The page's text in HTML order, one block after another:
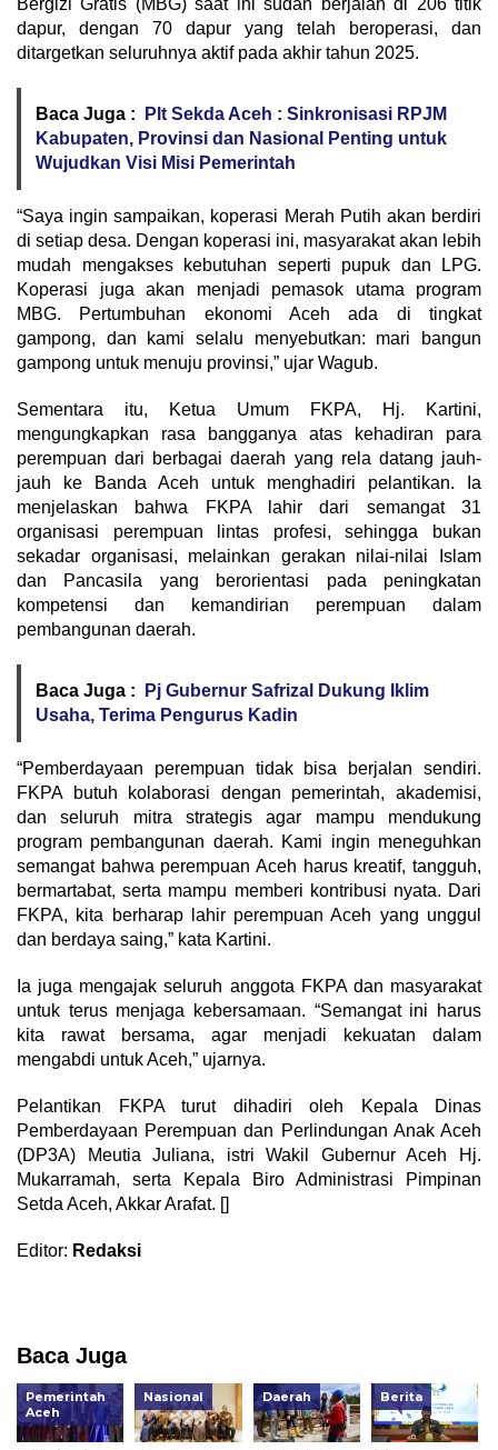
Bergizi Gratis (MBG) saat ini sudah berjalan di 206 titik
dapur, dengan 70 dapur yang telah beroperasi, dan
ditargetkan seluruhnya aktif pada akhir tahun 2025.
Baca Juga :
Plt Sekda Aceh : Sinkronisasi RPJM
Kabupaten, Provinsi dan Nasional Penting untuk
Wujudkan Visi Misi Pemerintah
“Saya ingin sampaikan, koperasi Merah Putih akan berdiri
di setiap desa. Dengan koperasi ini, masyarakat akan lebih
mudah mengakses kebutuhan seperti pupuk dan LPG.
Koperasi juga akan menjadi pemasok utama program
MBG. Pertumbuhan ekonomi Aceh ada di tingkat
gampong, dan kami selalu menyebutkan: mari bangun
gampong untuk menuju provinsi,” ujar Wagub.
Sementara itu, Ketua Umum FKPA, Hj. Kartini,
mengungkapkan rasa bangganya atas kehadiran para
perempuan dari berbagai daerah yang rela datang jauh-
jauh ke Banda Aceh untuk menghadiri pelantikan. Ia
menjelaskan bahwa FKPA lahir dari semangat 31
organisasi perempuan lintas profesi, sehingga bukan
sekadar organisasi, melainkan gerakan nilai-nilai Islam
dan Pancasila yang berorientasi pada peningkatan
kompetensi dan kemandirian perempuan dalam
pembangunan daerah.
Baca Juga :
Pj Gubernur Safrizal Dukung Iklim
Usaha, Terima Pengurus Kadin
“Pemberdayaan perempuan tidak bisa berjalan sendiri.
FKPA butuh kolaborasi dengan pemerintah, akademisi,
dan seluruh mitra strategis agar mampu mendukung
program pembangunan daerah. Kami ingin meneguhkan
semangat bahwa perempuan Aceh harus kreatif, tangguh,
bermartabat, serta mampu memberi kontribusi nyata. Dari
FKPA, kita berharap lahir perempuan Aceh yang unggul
dan berdaya saing,” kata Kartini.
Ia juga mengajak seluruh anggota FKPA dan masyarakat
untuk terus menjaga kebersamaan. “Semangat ini harus
kita rawat bersama, agar menjadi kekuatan dalam
mengabdi untuk Aceh,” ujarnya.
Pelantikan FKPA turut dihadiri oleh Kepala Dinas
Pemberdayaan Perempuan dan Perlindungan Anak Aceh
(DP3A) Meutia Juliana, istri Wakil Gubernur Aceh Hj.
Mukarramah, serta Kepala Biro Administrasi Pimpinan
Setda Aceh, Akkar Arafat. []
Editor: Redaksi
Baca Juga
Pemerintah
Aceh
Nasional Daerah Berita